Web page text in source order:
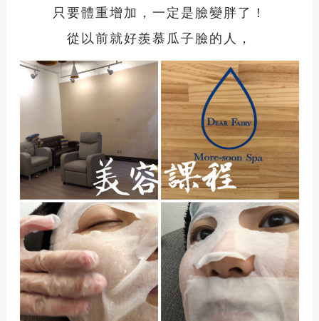
只要體重增加，一定是臉變胖了！
從以前就好羨慕瓜子臉的人，